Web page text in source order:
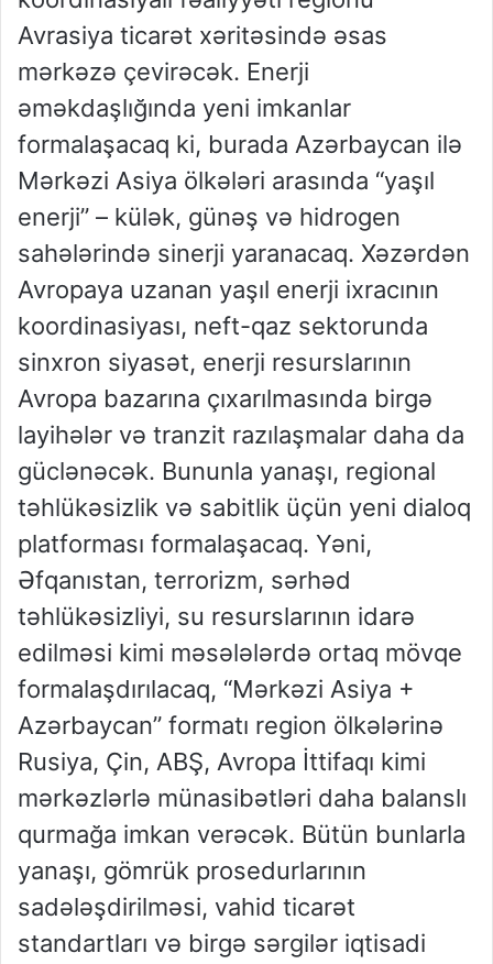
Avrasiya ticarət xəritəsində əsas
mərkəzə çevirəcək. Enerji
əməkdaşlığında yeni imkanlar
formalaşacaq ki, burada Azərbaycan ilə
Mərkəzi Asiya ölkələri arasında “yaşıl
enerji” – külək, günəş və hidrogen
sahələrində sinerji yaranacaq. Xəzərdən
Avropaya uzanan yaşıl enerji ixracının
koordinasiyası, neft-qaz sektorunda
sinxron siyasət, enerji resurslarının
Avropa bazarına çıxarılmasında birgə
layihələr və tranzit razılaşmalar daha da
güclənəcək. Bununla yanaşı, regional
təhlükəsizlik və sabitlik üçün yeni dialoq
platforması formalaşacaq. Yəni,
Əfqanıstan, terrorizm, sərhəd
təhlükəsizliyi, su resurslarının idarə
edilməsi kimi məsələlərdə ortaq mövqe
formalaşdırılacaq, “Mərkəzi Asiya +
Azərbaycan” formatı region ölkələrinə
Rusiya, Çin, ABŞ, Avropa İttifaqı kimi
mərkəzlərlə münasibətləri daha balanslı
qurmağa imkan verəcək. Bütün bunlarla
yanaşı, gömrük prosedurlarının
sadələşdirilməsi, vahid ticarət
standartları və birgə sərgilər iqtisadi